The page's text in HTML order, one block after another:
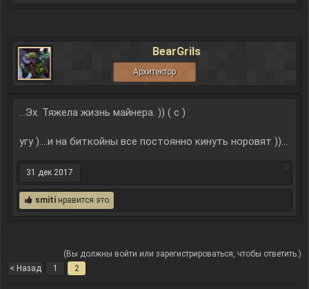
BearGrils
Архитектор
...Эх. Тяжела жизнь майнера. )) ( с )
угу )....и на биткойны все постоянно кинуть норовят ))...
31 дек 2017
smiti нравится это.
(Вы должны войти или зарегистрироваться, чтобы ответить.)
< Назад
1 2